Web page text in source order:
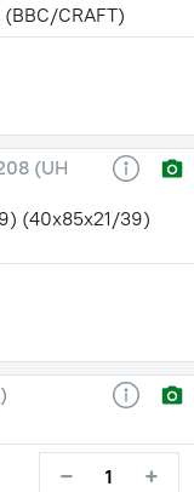
CRAFT)
(UH
(40х85х21/39)
− +